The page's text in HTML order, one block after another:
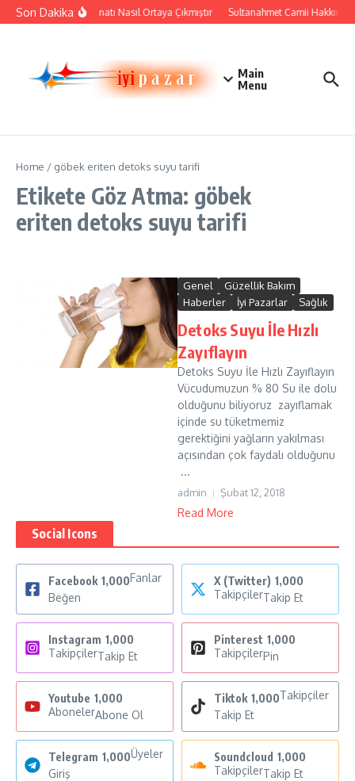
İçeriğe atla
Son DakikaÇini Sanatı Nasıl Ortaya Çıkmıştır Sultanahmet Camii
Main
Menu
Home / göbek eriten detoks suyu tarifi
Etikete Göz Atma: göbek
eriten detoks suyu tarifi
Genel
Güzellik Bakım
Haberler
İyi Pazarlar Sağlık
Detoks Suyu İle Hızlı
Zayıflayın
Detoks Suyu İle Hızlı Zayıflayın
Vücudumuzun % 80 Su ile dolu
olduğunu biliyoruz zayıflamak
içinde su tüketmemiz
gerektiğini yağların yakılması
açısından çok faydalı olduğunu
...
admin Şubat 12, 2018
Read More
Social Icons
Facebook 1,000Fanlar
Beğen
X (Twitter) 1,000
TakipçilerTakip Et
Instagram 1,000
TakipçilerTakip Et
Pinterest 1,000
TakipçilerPin
Youtube 1,000
AbonelerAbone Ol
Tiktok 1,000Takipçiler
Takip Et
Telegram 1,000Üyeler
Giriş
Soundcloud 1,000
TakipçilerTakip Et